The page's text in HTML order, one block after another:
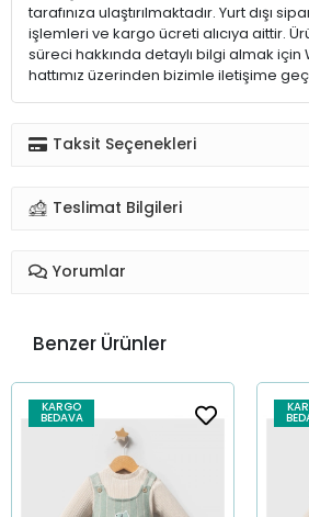
tarafınıza ulaştırılmaktadır. Yurt dışı
işlemleri ve kargo ücreti alıcıya aittir.
süreci hakkında detaylı bilgi almak
hattımız üzerinden bizimle iletişime
Taksit Seçenekleri
Teslimat Bilgileri
Yorumlar
Benzer Ürünler
KARGO
BEDAVA